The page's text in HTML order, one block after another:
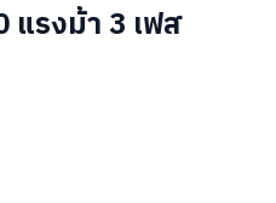
แรงม้า 3 เฟส